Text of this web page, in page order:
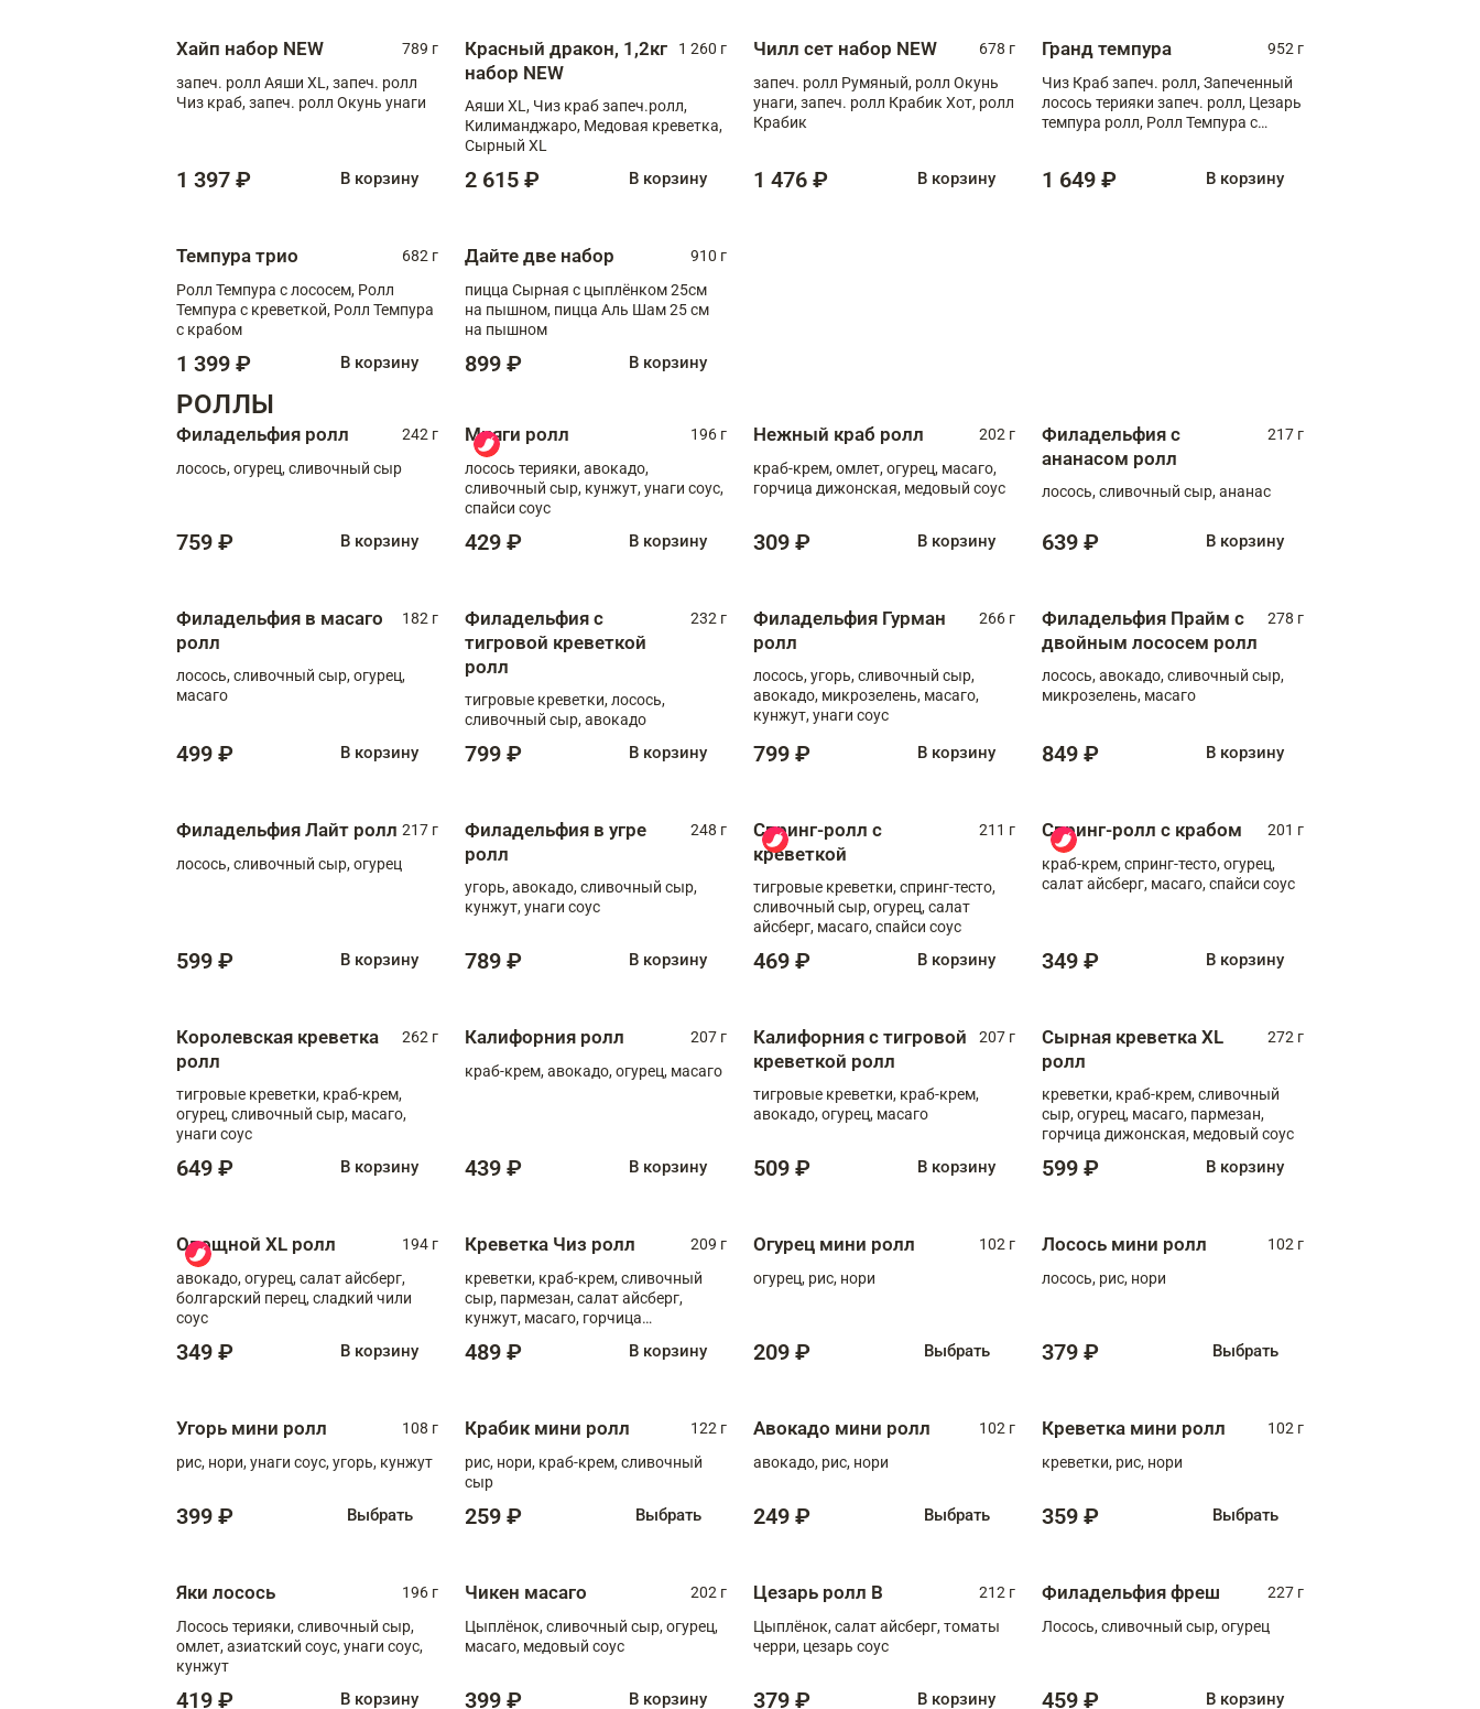
Хайп набор NEW
789 г
запеч. ролл Аяши XL, запеч. ролл
Чиз краб, запеч. ролл Окунь унаги
1 397 ₽ В корзину
Красный дракон, 1,2кг
набор NEW
1 260 г
Аяши XL, Чиз краб запеч.ролл,
Килиманджаро, Медовая креветка,
Сырный XL
2 615 ₽ В корзину
Чилл сет набор NEW
678 г
запеч. ролл Румяный, ролл Окунь
унаги, запеч. ролл Крабик Хот, ролл
Крабик
1 476 ₽ В корзину
Гранд темпура
952 г
Чиз Краб запеч. ролл, Запеченный
лосось терияки запеч. ролл, Цезарь
темпура ролл, Ролл Темпура с
1 649 ₽ В корзину
Темпура трио
682 г
Ролл Темпура с лососем, Ролл
Темпура с креветкой, Ролл Темпура
с крабом
1 399 ₽ В корзину
Дайте две набор
910 г
пицца Сырная с цыплёнком 25см
на пышном, пицца Аль Шам 25 см
на пышном
899 ₽ В корзину
РОЛЛЫ
Филадельфия ролл
242 г
лосось, огурец, сливочный сыр
759 ₽ В корзину
Мияги ролл
196 г
лосось терияки, авокадо,
сливочный сыр, кунжут, унаги соус,
спайси соус
429 ₽ В корзину
Нежный краб ролл
202 г
краб-крем, омлет, огурец, масаго,
горчица дижонская, медовый соус
309 ₽ В корзину
Филадельфия с
ананасом ролл
217 г
лосось, сливочный сыр, ананас
639 ₽ В корзину
Филадельфия в масаго
ролл
182 г
лосось, сливочный сыр, огурец,
масаго
499 ₽ В корзину
Филадельфия с
тигровой креветкой
ролл
232 г
тигровые креветки, лосось,
сливочный сыр, авокадо
799 ₽ В корзину
Филадельфия Гурман
ролл
266 г
лосось, угорь, сливочный сыр,
авокадо, микрозелень, масаго,
кунжут, унаги соус
799 ₽ В корзину
Филадельфия Прайм с
двойным лососем ролл
278 г
лосось, авокадо, сливочный сыр,
микрозелень, масаго
849 ₽ В корзину
Филадельфия Лайт ролл 217 г
лосось, сливочный сыр, огурец
599 ₽ В корзину
Филадельфия в угре
ролл
248 г
угорь, авокадо, сливочный сыр,
кунжут, унаги соус
789 ₽ В корзину
Спринг-ролл с
креветкой
211 г
тигровые креветки, спринг-тесто,
сливочный сыр, огурец, салат
айсберг, масаго, спайси соус
469 ₽ В корзину
Спринг-ролл с крабом
201 г
краб-крем, спринг-тесто, огурец,
салат айсберг, масаго, спайси соус
349 ₽ В корзину
Королевская креветка
ролл
262 г
тигровые креветки, краб-крем,
огурец, сливочный сыр, масаго,
унаги соус
649 ₽ В корзину
Калифорния ролл
207 г
краб-крем, авокадо, огурец, масаго
439 ₽ В корзину
Калифорния с тигровой
креветкой ролл
207 г
тигровые креветки, краб-крем,
авокадо, огурец, масаго
509 ₽ В корзину
Сырная креветка XL
ролл
272 г
креветки, краб-крем, сливочный
сыр, огурец, масаго, пармезан,
горчица дижонская, медовый соус
599 ₽ В корзину
Овощной XL ролл
194 г
авокадо, огурец, салат айсберг,
болгарский перец, сладкий чили
соус
349 ₽ В корзину
Креветка Чиз ролл
209 г
креветки, краб-крем, сливочный
сыр, пармезан, салат айсберг,
кунжут, масаго, горчица
489 ₽ В корзину
Огурец мини ролл
102 г
огурец, рис, нори
209 ₽ Выбрать
Лосось мини ролл
102 г
лосось, рис, нори
379 ₽ Выбрать
Угорь мини ролл
108 г
рис, нори, унаги соус, угорь, кунжут
399 ₽ Выбрать
Крабик мини ролл
122 г
рис, нори, краб-крем, сливочный
сыр
259 ₽ Выбрать
Авокадо мини ролл
102 г
авокадо, рис, нори
249 ₽ Выбрать
Креветка мини ролл
102 г
креветки, рис, нори
359 ₽ Выбрать
Яки лосось
196 г
Лосось терияки, сливочный сыр,
омлет, азиатский соус, унаги соус,
кунжут
419 ₽ В корзину
Чикен масаго
202 г
Цыплёнок, сливочный сыр, огурец,
масаго, медовый соус
399 ₽ В корзину
Цезарь ролл В
212 г
Цыплёнок, салат айсберг, томаты
черри, цезарь соус
379 ₽ В корзину
Филадельфия фреш
227 г
Лосось, сливочный сыр, огурец
459 ₽ В корзину